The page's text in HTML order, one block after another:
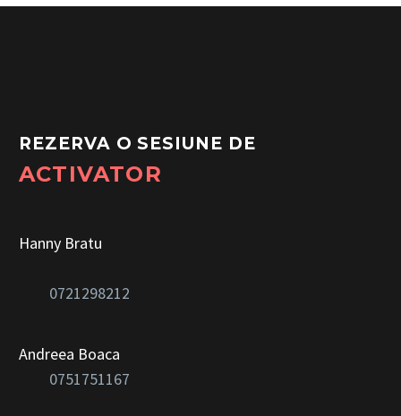
REZERVA O SESIUNE DE
ACTIVATOR
Hanny Bratu
0721298212
Andreea Boaca
0751751167